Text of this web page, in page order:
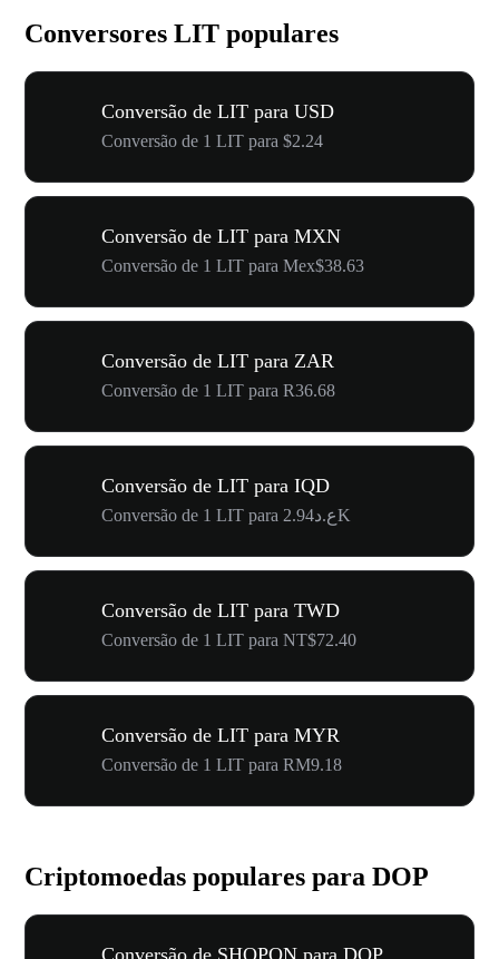
Conversores LIT populares
Conversão de LIT para USD
Conversão de 1 LIT para $2.24
Conversão de LIT para MXN
Conversão de 1 LIT para Mex$38.63
Conversão de LIT para ZAR
Conversão de 1 LIT para R36.68
Conversão de LIT para IQD
Conversão de 1 LIT para ع.د2.94K
Conversão de LIT para TWD
Conversão de 1 LIT para NT$72.40
Conversão de LIT para MYR
Conversão de 1 LIT para RM9.18
Criptomoedas populares para DOP
Conversão de SHOPON para DOP